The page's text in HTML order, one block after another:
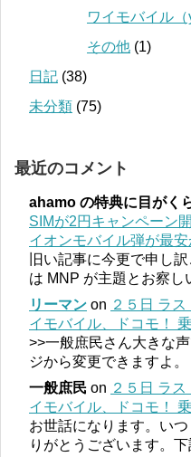
ワイモバイル（
その他 (1)
日記 (38)
未分類 (75)
最近のコメント
ahamo の特典に目がく
SIMが2円キャンペーン
イオンモバイル弾が最安
旧い記事に今更で申し
は MNP が主題とお察し
リーマン on ２５日 ラ
イモバイル、ドコモ！
>>一般庶民さん大きな
ジから変更できますよ。
一般庶民 on ２５日 ラ
イモバイル、ドコモ！
お世話になります。い
りがとうございます。